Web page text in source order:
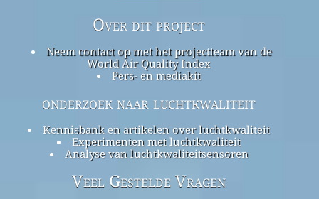
Over dit project
Neem contact op met het projectteam van de
World Air Quality Index
Pers- en mediakit
onderzoek naar luchtkwaliteit
Kennisbank en artikelen over luchtkwaliteit
Experimenten met luchtkwaliteit
Analyse van luchtkwaliteitsensoren
Veel Gestelde Vragen